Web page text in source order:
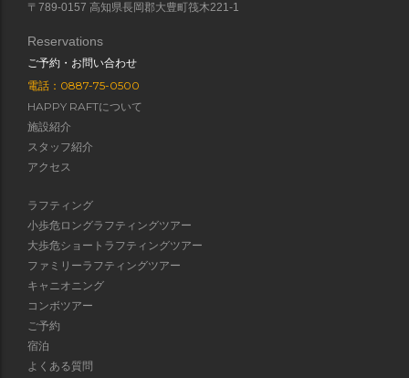
〒789-0157 高知県長岡郡大豊町筏木221-1
Reservations
ご予約・お問い合わせ
電話：0887-75-0500
HAPPY RAFTについて
施設紹介
スタッフ紹介
アクセス
ラフティング
小歩危ロングラフティングツアー
大歩危ショートラフティングツアー
ファミリーラフティングツアー
キャニオニング
コンボツアー
ご予約
宿泊
よくある質問